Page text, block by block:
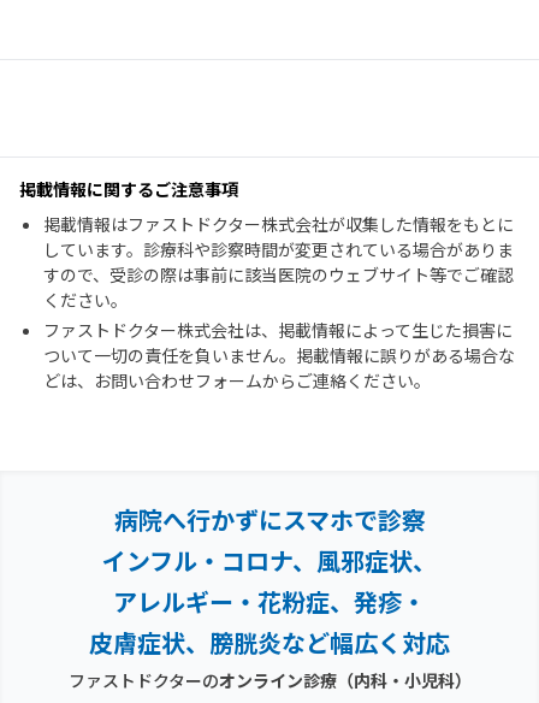
掲載情報に関するご注意事項
掲載情報はファストドクター株式会社が収集した情報をもとに
しています。診療科や診察時間が変更されている場合がありま
すので、受診の際は事前に該当医院のウェブサイト等でご確認
ください。
ファストドクター株式会社は、掲載情報によって生じた損害に
ついて一切の責任を負いません。掲載情報に誤りがある場合な
どは、お問い合わせフォームからご連絡ください。
病院へ行かずにスマホで診察
インフル・コロナ、風邪症状、
アレルギー・花粉症、 発疹・
皮膚症状、膀胱炎など幅広く対応
ファストドクターのオンライン診療（内科・小児科）